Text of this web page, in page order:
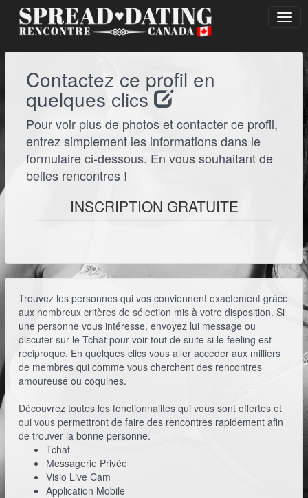
Contactez ce profil en
quelques clics
Pourvoir plus de photos et contacter ce profil,
entrez simplement les informations dans le
formulaire ci-dessous. En vous souhaitant de
belles rencontres !
INSCRIPTION GRATUITE
Trouvez les personnes qui vos conviennent exactement grâce
aux nombreux critères de sélection mis à votre disposition. Si
une personne vous intéresse, envoyez lui message ou
discuter sur le Tchat pour voir tout de suite si le feeling est
réciproque. En quelques clics vous aller accéder aux milliers
de membres qui comme vous cherchent des rencontres
amoureuse ou coquines.
Découvrez toutes les fonctionnalités qui vous sont offertes et
qui vous permettront de faire des rencontres rapidement afin
de trouver la bonne personne.
Tchat
Messagerie Privée
Visio Live Cam
Application Mobile